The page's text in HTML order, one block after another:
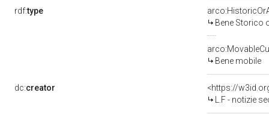
rdf:type
Bene Storico
Bene mobile
dc:creator
<https://
L.F - notizie